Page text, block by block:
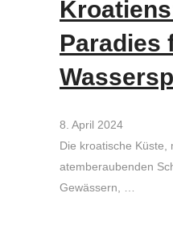
Paradies
8. April 2024
Die kroatische Küste,
atemberaubenden
Gewässern, …